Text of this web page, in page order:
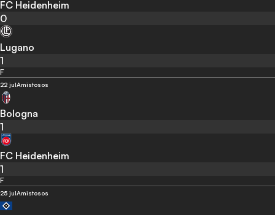
FC Heidenheim
0
Lugano
1
F
22 julAmistosos
Bologna
1
FC Heidenheim
1
F
25 julAmistosos